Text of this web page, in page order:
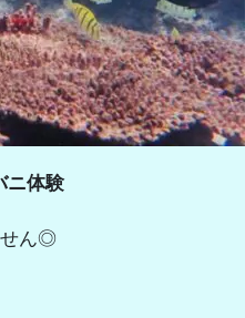
ニ体験
せん◎